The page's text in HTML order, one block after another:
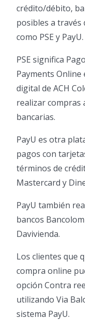
crédito/débito,
posibles a través
como PSE y PayU.
PSE significa
Payments Online
digital de ACH
realizar compras
bancarias.
PayU es otra
pagos con
términos de
Mastercard y
PayU también
bancos
Davivienda.
Los clientes que
compra online
opción Contra
utilizando Via
sistema PayU.